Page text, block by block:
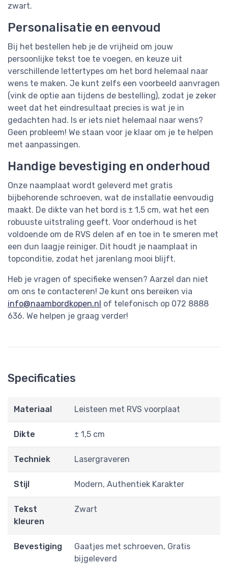
zwart.
Personalisatie en eenvoud
Bij het bestellen heb je de vrijheid om jouw
persoonlijke tekst toe te voegen, en keuze uit
verschillende lettertypes om het bord helemaal naar
wens te maken. Je kunt zelfs een voorbeeld aanvragen
(vink de optie aan tijdens de bestelling), zodat je zeker
weet dat het eindresultaat precies is wat je in
gedachten had. Is er iets niet helemaal naar wens?
Geen probleem! We staan voor je klaar om je te helpen
met aanpassingen.
Handige bevestiging en onderhoud
Onze naamplaat wordt geleverd met gratis
bijbehorende schroeven, wat de installatie eenvoudig
maakt. De dikte van het bord is ± 1,5 cm, wat het een
robuuste uitstraling geeft. Voor onderhoud is het
voldoende om de RVS delen af en toe in te smeren met
een dun laagje reiniger. Dit houdt je naamplaat in
topconditie, zodat het jarenlang mooi blijft.
Heb je vragen of specifieke wensen? Aarzel dan niet
om ons te contacteren! Je kunt ons bereiken via
info@naambordkopen.nl of telefonisch op 072 8888
636. We helpen je graag verder!
Specificaties
Materiaal Leisteen met RVS voorplaat
Dikte ± 1,5 cm
Techniek Lasergraveren
Stijl Modern, Authentiek Karakter
Tekst
kleuren
Zwart
Bevestiging
Gaatjes met schroeven, Gratis
bijgeleverd